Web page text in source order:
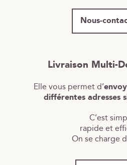
Nous-
Livraison Multi-
Elle vous permet d’
différentes adresses
C’est
rapide et
On se charge